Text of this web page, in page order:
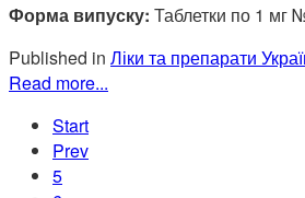
Форма випуску: Таблетки по 1 мг
Published in Ліки та препарати
Read more...
Start
Prev
5